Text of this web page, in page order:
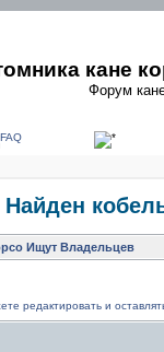
кане
Форум
Найден
Ищут Владельцев